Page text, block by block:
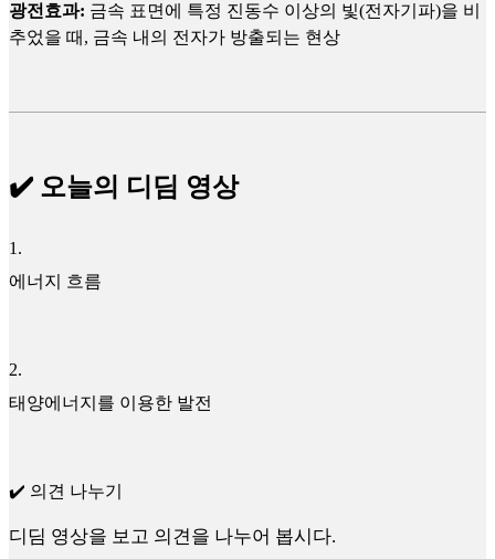
광전효과: 금속 표면에 특정 진동수 이상의 빛(전자기파)을 비
추었을 때, 금속 내의 전자가 방출되는 현상
✔️ 오늘의 디딤 영상
1 .
에너지 흐름
2.
태양에너지를 이용한 발전
✔️ 의견 나누기
디딤 영상을 보고 의견을 나누어 봅시다.